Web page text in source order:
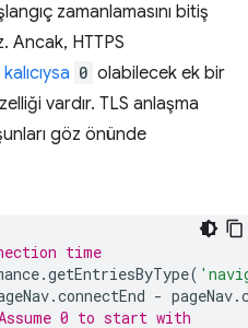
zamanlamasını bitiş
Ancak, HTTPS
0 olabilecek ek bir
vardır. TLS anlaşma
göz önünde
time
.getEntriesByType(
.connectEnd - pageNav.
0 to start with